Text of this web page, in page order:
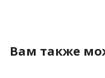
Вам также